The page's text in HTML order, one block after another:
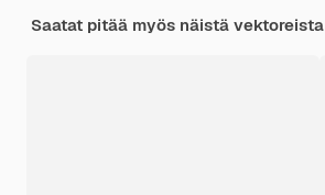
Saatat pitää myös näistä vektoreista